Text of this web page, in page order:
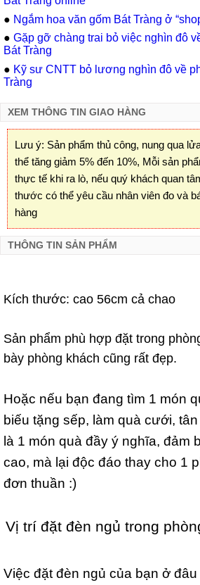
● Ngắm hoa văn gốm Bát Tràng ở
● Gặp gỡ chàng trai bỏ việc nghìn đô
Bát Tràng
● Kỹ sư CNTT bỏ lương nghìn đô về
Tràng
XEM THÔNG TIN GIAO HÀNG
Lưu ý: Sản phẩm thủ công, nung qua
thể tăng giảm 5% đến 10%, Mỗi sản
thực tế khi ra lò, nếu quý khách quan
thước có thể yêu cầu nhân viên đo và
hàng
THÔNG TIN SẢN PHẨM
Kích thước: cao 56cm cả chao
Sản phẩm phù hợp đặt trong
bày phòng khách cũng rất đẹp.
Hoặc nếu bạn đang tìm 1 món
biếu tặng sếp, làm quà cưới,
là 1 món quà đầy ý nghĩa, đảm
cao, mà lại độc đáo thay cho 1
đơn thuần :)
Vị trí đặt đèn ngủ trong
Việc đặt đèn ngủ của bạn ở